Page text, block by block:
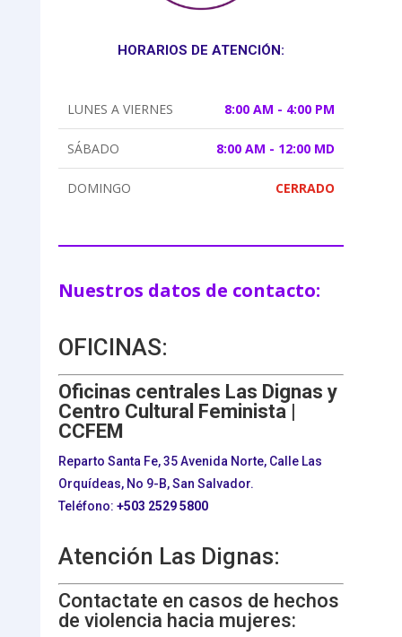
HORARIOS DE ATENCIÓN:
LUNES A VIERNES 8:00 AM - 4:00 PM
SÁBADO 8:00 AM - 12:00 MD
DOMINGO CERRADO
Nuestros datos de contacto:
OFICINAS:
Oficinas centrales Las Dignas y
Centro Cultural Feminista |
CCFEM
Reparto Santa Fe, 35 Avenida Norte, Calle Las
Orquídeas, No 9-B, San Salvador.
Teléfono: +503 2529 5800
Atención Las Dignas:
Contactate en casos de hechos
de violencia hacia mujeres: